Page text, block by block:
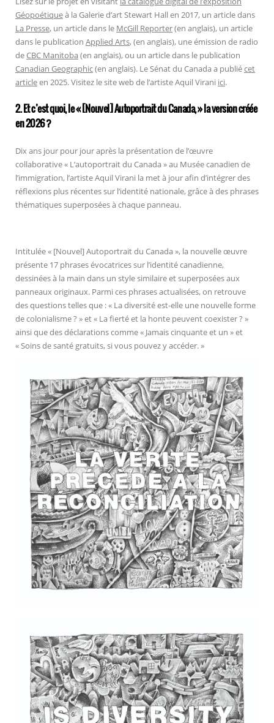
Géopoétiqueà la Galerie d’art Stewart Hall en 2017, un article dans
La Presse, un article dans le McGill Reporter(en anglais), un article
dans le publication Applied Arts, (en anglais), une émission de radio
deCBC Manitoba(en anglais), ou un article dans le publication
Canadian Geographic(en anglais). Le Sénat du Canada a publiécet
articleen 2025. Visitez le site web de l’artiste Aquil Virani ici.
2. Et c’est quoi, le « [Nouvel] Autoportrait du Canada, » la version créée
en 2026 ?
Dix ans jour pour jour après la présentation de l’œuvre
collaborative « L’autoportrait du Canada » au Musée canadien de
l’immigration, l’artiste Aquil Virani la met à jour afin d’intégrer des
réflexions plus récentes sur l’identité nationale, grâce à des phrases
thématiques superposées à chaque panneau.
Intitulée « [Nouvel] Autoportrait du Canada », la nouvelle œuvre
présente 17 phrases évocatrices sur l’identité canadienne,
dessinées à la main dans un style similaire et superposées aux
panneaux originaux. Parmi ces phrases actualisées, on retrouve
des questions telles que : « La diversité est-elle une nouvelle forme
de colonialisme ? » et « La fierté et la honte peuvent coexister ? »
ainsi que des déclarations comme « Jamais cinquante et un » et
« Soins de santé gratuits, si vous pouvez y accéder. »